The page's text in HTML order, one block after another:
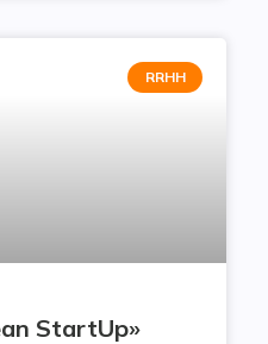
RRHH
StartUp»